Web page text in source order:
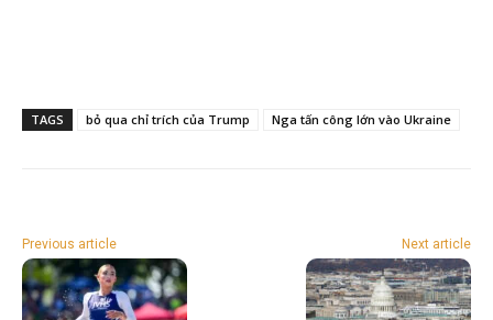
TAGS bỏ qua chỉ trích của Trump Nga tấn công lớn vào Ukraine
Previous article Next article